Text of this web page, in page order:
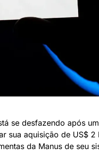
se desfazendo após
sua aquisição de US$
da Manus de seu